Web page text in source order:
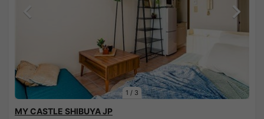
1 / 3
MY CASTLE SHIBUYA JP